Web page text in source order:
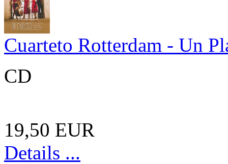
Cuarteto Rotterdam - Un
CD
19,50 EUR
Details ...